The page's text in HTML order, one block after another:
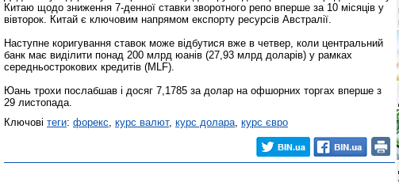
Китаю щодо зниження 7-денної ставки зворотного репо вперше за 10 місяців у
вівторок. Китай є ключовим напрямом експорту ресурсів Австралії.
Наступне коригування ставок може відбутися вже в четвер, коли центральний
банк має виділити понад 200 млрд юанів (27,93 млрд доларів) у рамках
середньострокових кредитів (MLF).
Юань трохи послабшав і досяг 7,1785 за долар на офшорних торгах вперше з
29 листопада.
Ключові теги: форекс, курс валют, курс долара, курс євро